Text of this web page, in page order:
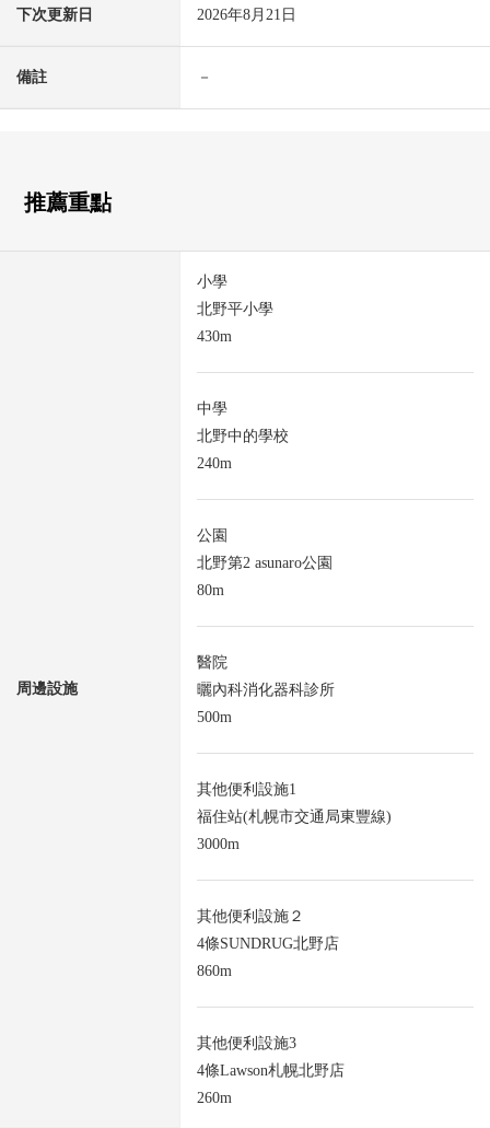
下次更新日 2026年8月21日
備註 －
推薦重點
周邊設施
小學
北野平小學
430m
中學
北野中的學校
240m
公園
北野第2 asunaro公園
80m
醫院
曬內科消化器科診所
500m
其他便利設施1
福住站(札幌市交通局東豐線)
3000m
其他便利設施２
4條SUNDRUG北野店
860m
其他便利設施3
4條Lawson札幌北野店
260m